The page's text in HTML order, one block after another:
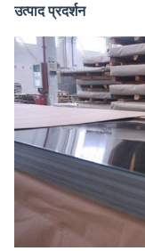
उत्पाद प्रदर्शन